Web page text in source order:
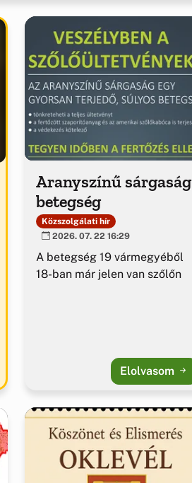
Aranyszínű sárgaság
betegség
Közszolgálati hír
2026. 07. 22 16:29
A betegség 19 vármegyéből
18-ban már jelen van szőlőn
Elolvasom